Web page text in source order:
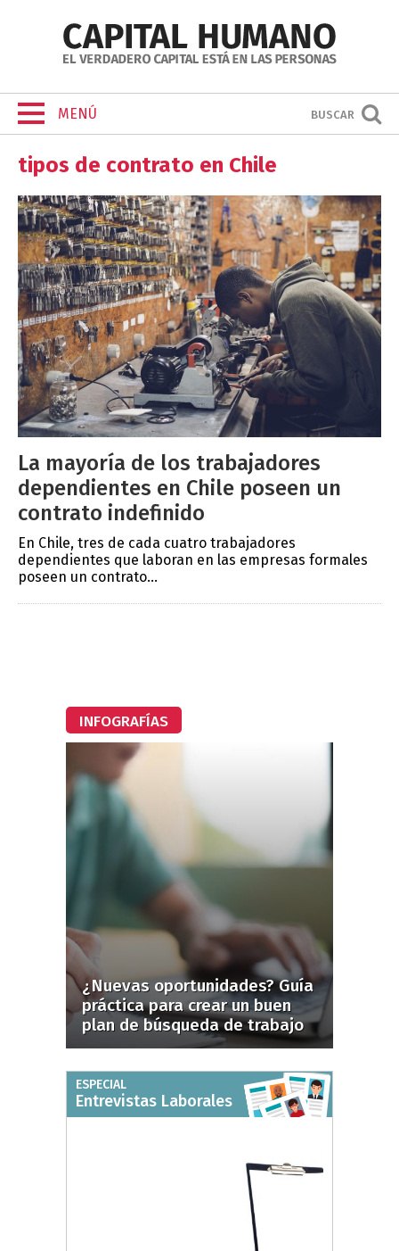
MENÚ BUSCAR
tipos de contrato en Chile
La mayoría de los trabajadores
dependientes en Chile poseen un
contrato indefinido
En Chile, tres de cada cuatro trabajadores
dependientes que laboran en las empresas formales
poseen un contrato...
INFOGRAFÍAS
¿Nuevas oportunidades? Guía
práctica para crear un buen
plan de búsqueda de trabajo
ESPECIAL
Entrevistas Laborales